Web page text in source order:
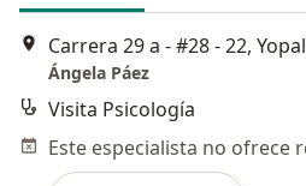
Carrera 29 a - #28 - 22, Yopal
Ángela Páez
Visita Psicología